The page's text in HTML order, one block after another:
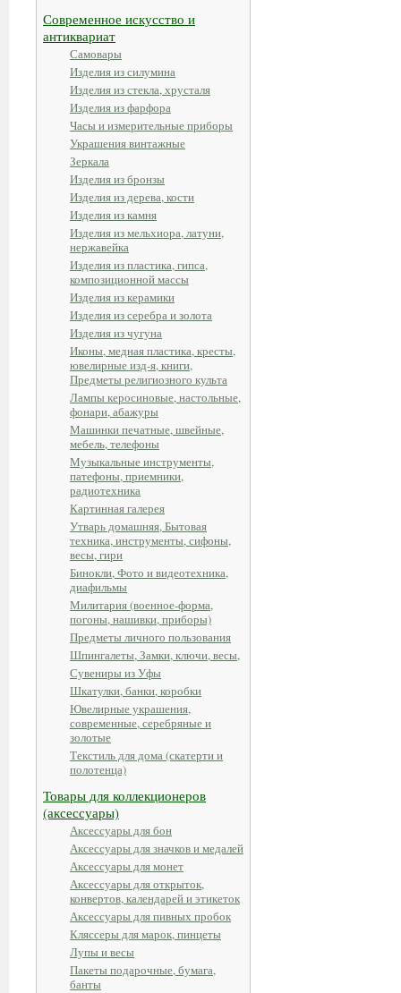
Современное искусство и
антиквариат
Самовары
Изделия из силумина
Изделия из стекла, хрусталя
Изделия из фарфора
Часы и измерительные приборы
Украшения винтажные
Зеркала
Изделия из бронзы
Изделия из дерева, кости
Изделия из камня
Изделия из мельхиора, латуни,
нержавейка
Изделия из пластика, гипса,
композиционной массы
Изделия из керамики
Изделия из серебра и золота
Изделия из чугуна
Иконы, медная пластика, кресты,
ювелирные изд-я, книги,
Предметы религиозного культа
Лампы керосиновые, настольные,
фонари, абажуры
Машинки печатные, швейные,
мебель, телефоны
Музыкальные инструменты,
патефоны, приемники,
радиотехника
Картинная галерея
Утварь домашняя, Бытовая
техника, инструменты, сифоны,
весы, гири
Бинокли, Фото и видеотехника,
диафильмы
Милитария (военное-форма,
погоны, нашивки, приборы)
Предметы личного пользования
Шпингалеты, Замки, ключи, весы,
Сувениры из Уфы
Шкатулки, банки, коробки
Ювелирные украшения,
современные, серебряные и
золотые
Текстиль для дома (скатерти и
полотенца)
Товары для коллекционеров
(аксессуары)
Аксессуары для бон
Аксессуары для значков и медалей
Аксессуары для монет
Аксессуары для открыток,
конвертов, календарей и этикеток
Аксессуары для пивных пробок
Кляссеры для марок, пинцеты
Лупы и весы
Пакеты подарочные, бумага,
банты